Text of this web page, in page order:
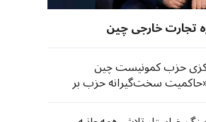
تجارت خارجی چین
حزب کمونیست چین
سخت‌گیرانه حزب بر
می‌کند